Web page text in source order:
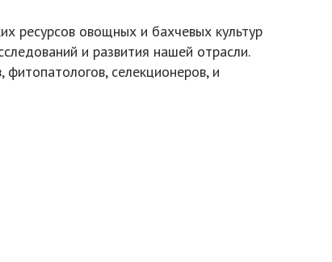
ресурсов овощных и бахчевых культур
и развития нашей отрасли.
селекционеров, и